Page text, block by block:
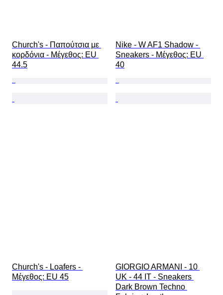
Church's - Παπούτσια με
κορδόνια - Mέγεθος: EU
44.5
Nike - W AF1 Shadow -
Sneakers - Mέγεθος: EU
40
Church's - Loafers -
Mέγεθος: EU 45
GIORGIO ARMANI - 10
UK - 44 IT - Sneakers
Dark Brown Techno